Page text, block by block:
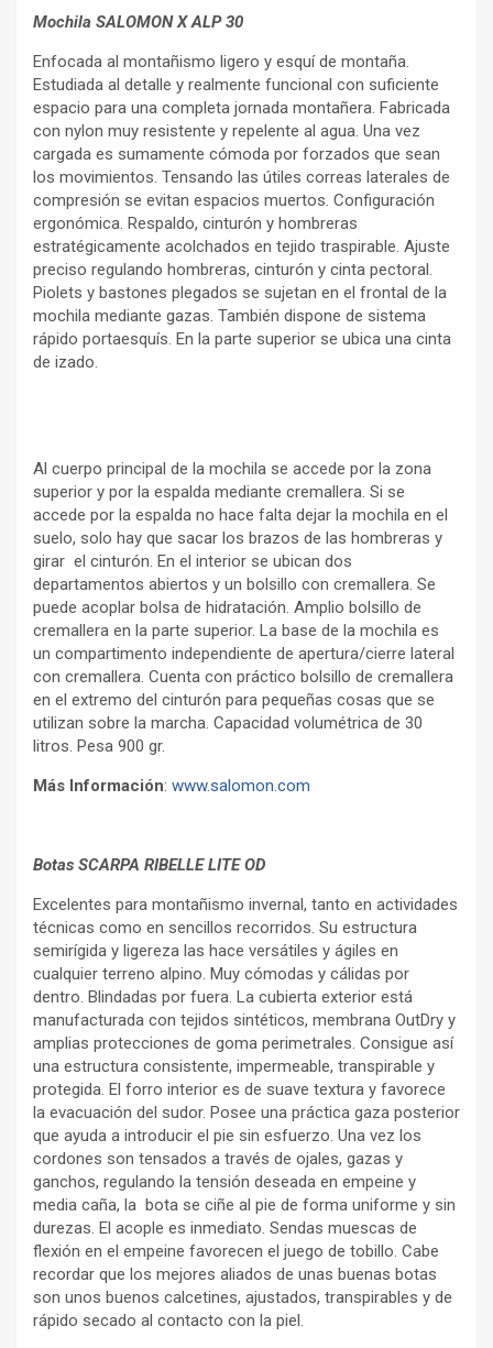
Mochila SALOMON X ALP 30
Enfocada al montañismo ligero y esquí de montaña.
Estudiada al detalle y realmente funcional con suficiente
espacio para una completa jornada montañera. Fabricada
con nylon muy resistente y repelente al agua. Una vez
cargada es sumamente cómoda por forzados que sean
los movimientos. Tensando las útiles correas laterales de
compresión se evitan espacios muertos. Configuración
ergonómica. Respaldo, cinturón y hombreras
estratégicamente acolchados en tejido traspirable. Ajuste
preciso regulando hombreras, cinturón y cinta pectoral.
Piolets y bastones plegados se sujetan en el frontal de la
mochila mediante gazas. También dispone de sistema
rápido portaesquís. En la parte superior se ubica una cinta
de izado.
Al cuerpo principal de la mochila se accede por la zona
superior y por la espalda mediante cremallera. Si se
accede por la espalda no hace falta dejar la mochila en el
suelo, solo hay que sacar los brazos de las hombreras y
girar el cinturón. En el interior se ubican dos
departamentos abiertos y un bolsillo con cremallera. Se
puede acoplar bolsa de hidratación. Amplio bolsillo de
cremallera en la parte superior. La base de la mochila es
un compartimento independiente de apertura/cierre lateral
con cremallera. Cuenta con práctico bolsillo de cremallera
en el extremo del cinturón para pequeñas cosas que se
utilizan sobre la marcha. Capacidad volumétrica de 30
litros. Pesa 900 gr.
Más Información: www.salomon.com
Botas SCARPA RIBELLE LITE OD
Excelentes para montañismo invernal, tanto en actividades
técnicas como en sencillos recorridos. Su estructura
semirígida y ligereza las hace versátiles y ágiles en
cualquier terreno alpino. Muy cómodas y cálidas por
dentro. Blindadas por fuera. La cubierta exterior está
manufacturada con tejidos sintéticos, membrana OutDry y
amplias protecciones de goma perimetrales. Consigue así
una estructura consistente, impermeable, transpirable y
protegida. El forro interior es de suave textura y favorece
la evacuación del sudor. Posee una práctica gaza posterior
que ayuda a introducir el pie sin esfuerzo. Una vez los
cordones son tensados a través de ojales, gazas y
ganchos, regulando la tensión deseada en empeine y
media caña, la bota se ciñe al pie de forma uniforme y sin
durezas. El acople es inmediato. Sendas muescas de
flexión en el empeine favorecen el juego de tobillo. Cabe
recordar que los mejores aliados de unas buenas botas
son unos buenos calcetines, ajustados, transpirables y de
rápido secado al contacto con la piel.